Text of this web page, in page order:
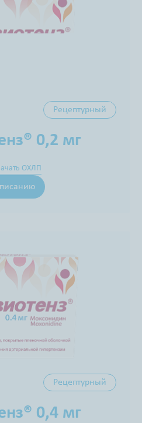
Рецептурный
0,2 мг
ОХЛП
Рецептурный
0,4 мг